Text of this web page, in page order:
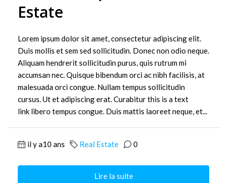
Estate
Lorem ipsum dolor sit amet, consectetur adipiscing elit.
Duis mollis et sem sed sollicitudin. Donec non odio neque.
Aliquam hendrerit sollicitudin purus, quis rutrum mi
accumsan nec. Quisque bibendum orci ac nibh facilisis, at
malesuada orci congue. Nullam tempus sollicitudin
cursus. Ut et adipiscing erat. Curabitur this is a text
link libero tempus congue. Duis mattis laoreet neque, et...
il y a10 ans Real Estate 0
Lire la suite